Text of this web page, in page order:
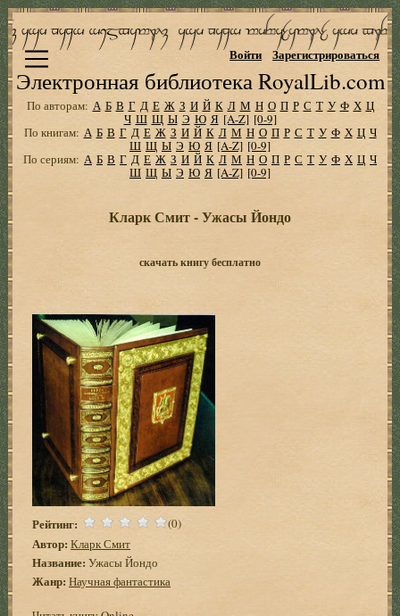
Электронная библиотека RoyalLib.com
Войти Зарегистрироваться
По авторам: А Б В Г Д Е Ж З И Й К Л М Н О П Р С Т У Ф Х Ц
Ч Ш Щ Ы Э Ю Я [A-Z] [0-9]
По книгам: А Б В Г Д Е Ж З И Й К Л М Н О П Р С Т У Ф Х Ц Ч
Ш Щ Ы Э Ю Я [A-Z] [0-9]
По сериям: А Б В Г Д Е Ж З И Й К Л М Н О П Р С Т У Ф Х Ц Ч
Ш Щ Ы Э Ю Я [A-Z] [0-9]
Кларк Смит - Ужасы Йондо
скачать книгу бесплатно
Рейтинг: (0)
Автор: Кларк Смит
Название: Ужасы Йондо
Жанр: Научная фантастика